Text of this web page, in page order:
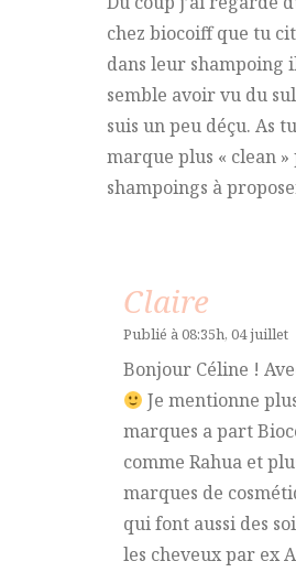
chez biocoiff que tu
dans leur shampoing
semble avoir vu du
suis un peu déçu. As
marque plus « clean »
shampoings à
Claire
Publié à 08:35h, 04 juillet
Bonjour Céline !
Je mentionne
marques a part
comme Rahua et
marques de
qui font aussi des
les cheveux par ex